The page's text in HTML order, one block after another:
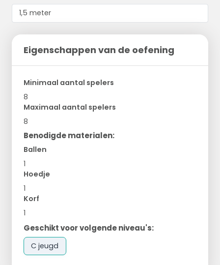
Eigenschappen van de oefening
Minimaal aantal spelers
8
Maximaal aantal spelers
8
Benodigde materialen:
Ballen
1
Hoedje
1
Korf
1
Geschikt voor volgende niveau's:
C jeugd